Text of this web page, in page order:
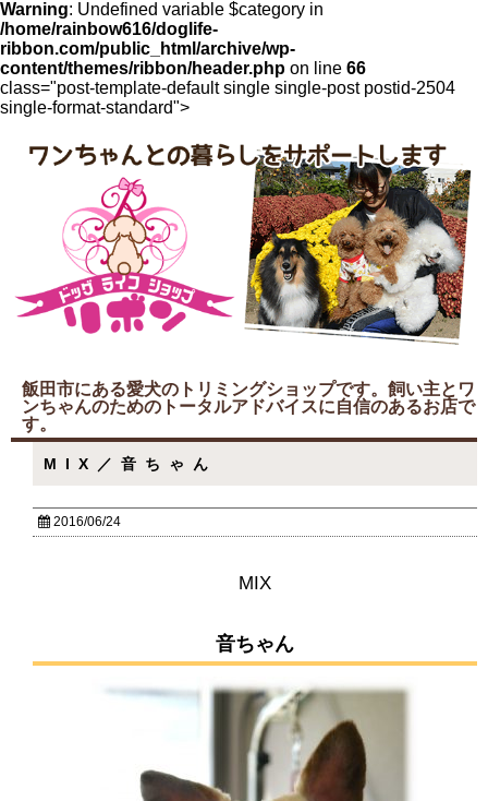
Warning: Undefined variable $category in
/home/rainbow616/doglife-
ribbon.com/public_html/archive/wp-
content/themes/ribbon/header.php on line 66
class="post-template-default single single-post postid-2504
single-format-standard">
飯田市にある愛犬のトリミングショップです。飼い主とワ
ンちゃんのためのトータルアドバイスに自信のあるお店で
す。
MIX／音ちゃん
2016/06/24
MIX
音ちゃん